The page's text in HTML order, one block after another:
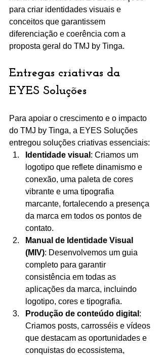
para criar identidades visuais e
conceitos que garantissem
diferenciação e coerência com a
proposta geral do TMJ by Tinga.
Entregas criativas da
EYES Soluções
Para apoiar o crescimento e o impacto
do TMJ by Tinga, a EYES Soluções
entregou soluções criativas essenciais:
Identidade visual : Criamos um
logotipo que reflete dinamismo e
conexão, uma paleta de cores
vibrante e uma tipografia
marcante, fortalecendo a presença
da marca em todos os pontos de
contato.
Manual de Identidade Visual
(MIV): Desenvolvemos um guia
completo para garantir
consistência em todas as
aplicações da marca, incluindo
logotipo, cores e tipografia.
Produção de conteúdo digital :
Criamos posts, carrosséis e vídeos
que destacam as oportunidades e
conquistas do ecossistema,